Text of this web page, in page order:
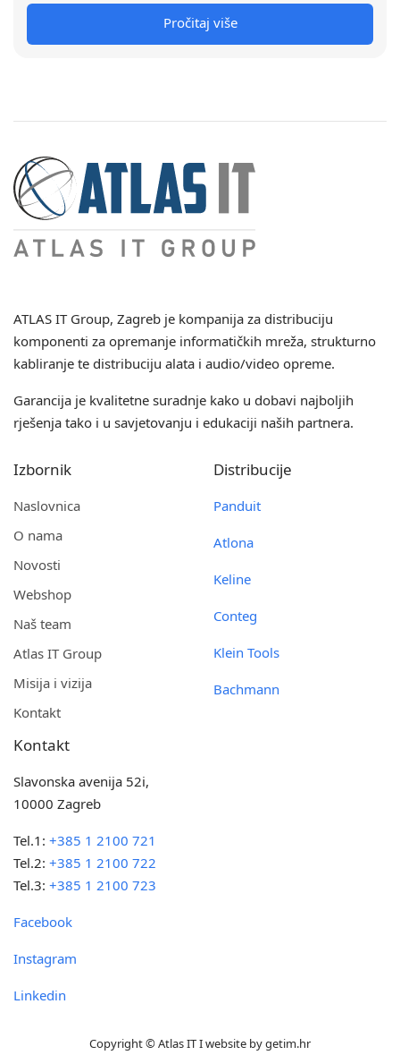
Pročitaj više
ATLAS IT Group, Zagreb je kompanija za distribuciju
komponenti za opremanje informatičkih mreža, strukturno
kabliranje te distribuciju alata i audio/video opreme.
Garancija je kvalitetne suradnje kako u dobavi najboljih
rješenja tako i u savjetovanju i edukaciji naših partnera.
Izbornik
Naslovnica
O nama
Novosti
Webshop
Naš team
Atlas IT Group
Misija i vizija
Kontakt
Distribucije
Panduit
Atlona
Keline
Conteg
Klein Tools
Bachmann
Kontakt
Slavonska avenija 52i,
10000 Zagreb
Tel.1:+385 1 2100 721
Tel.2:+385 1 2100 722
Tel.3:+385 1 2100 723
Facebook
Instagram
Linkedin
Copyright © Atlas IT I website bygetim.hr